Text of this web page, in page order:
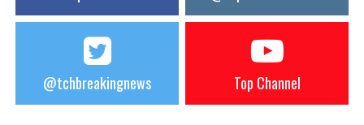
@tchbreakingnews Top Channel